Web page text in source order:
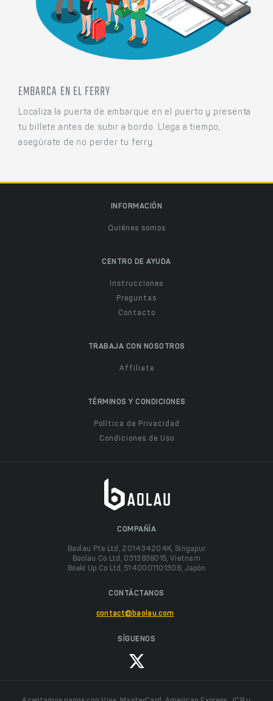
EMBARCA EN EL FERRY
Localiza la puerta de embarque en el puerto y presenta
tu billete antes de subir a bordo. Llega a tiempo,
asegúrate de no perder tu ferry.
INFORMACIÓN
Quiénes somos
CENTRO DE AYUDA
Instrucciones
Preguntas
Contacto
TRABAJA CON NOSOTROS
Affiliate
TÉRMINOS Y CONDICIONES
Política de Privacidad
Condiciones de Uso
COMPAÑÍA
Baolau Pte Ltd, 201434204K, Singapur
Baolau Co Ltd, 0313838015, Vietnam
Boeki Up Co Ltd, 5140001101308, Japón
CONTÁCTANOS
contact@baolau.com
SÍGUENOS